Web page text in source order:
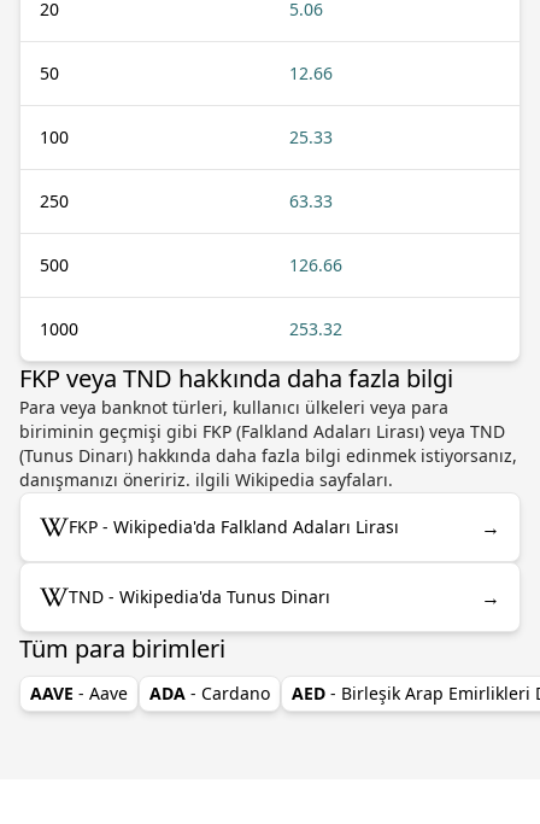
20 5.06
50 12.66
100 25.33
250 63.33
500 126.66
1000 253.32
FKP veya TND hakkında daha fazla bilgi
Para veya banknot türleri, kullanıcı ülkeleri veya para
biriminin geçmişi gibi FKP (Falkland Adaları Lirası) veya TND
(Tunus Dinarı) hakkında daha fazla bilgi edinmek istiyorsanız,
danışmanızı öneririz. ilgili Wikipedia sayfaları.
FKP - Wikipedia'da Falkland Adaları Lirası →
TND - Wikipedia'da Tunus Dinarı →
Tüm para birimleri
AAVE - Aave ADA - Cardano AED - Birleşik Arap Emirlikleri